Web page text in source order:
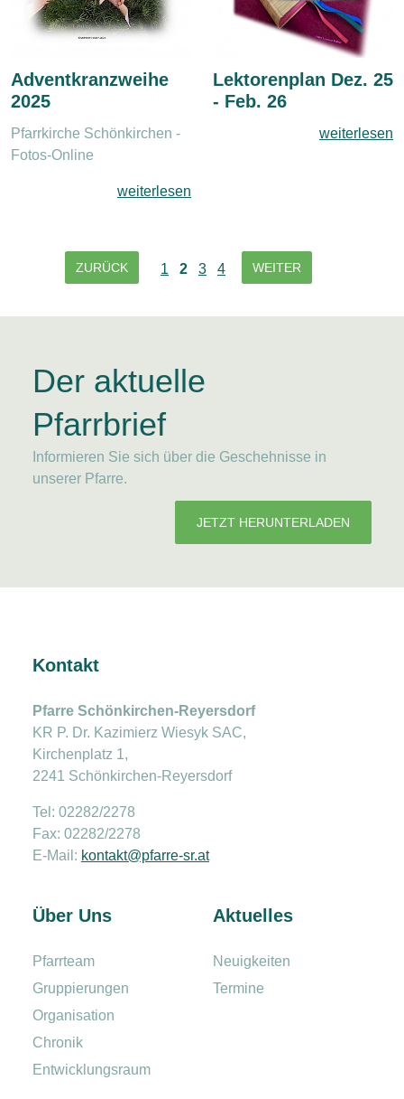
Adventkranzweihe
2025
Pfarrkirche Schönkirchen -
Fotos-Online
weiterlesen
Lektorenplan Dez. 25
- Feb. 26
weiterlesen
ZURÜCK 1 2 3 4 WEITER
Der aktuelle
Pfarrbrief
Informieren Sie sich über die Geschehnisse in
unserer Pfarre.
JETZT HERUNTERLADEN
Kontakt
Pfarre Schönkirchen-Reyersdorf
KR P. Dr. Kazimierz Wiesyk SAC,
Kirchenplatz 1,
2241 Schönkirchen-Reyersdorf
Tel: 02282/2278
Fax: 02282/2278
E-Mail: kontakt@pfarre-sr.at
Über Uns
Pfarrteam
Gruppierungen
Organisation
Chronik
Entwicklungsraum
Aktuelles
Neuigkeiten
Termine